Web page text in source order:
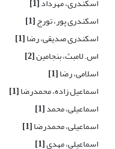
اسکندری، مهرداد[1]
اسکندری پور، تورج[1]
اسکندری صدیقی، رضا[1]
اس. لامبث، بنجامین[2]
اسلامی، رضا[1]
اسماعیل زاده، محمدرضا[1]
اسماعیلی، محمد[1]
اسماعیلی، محمدرضا[1]
اسماعیلی، مهدی[1]